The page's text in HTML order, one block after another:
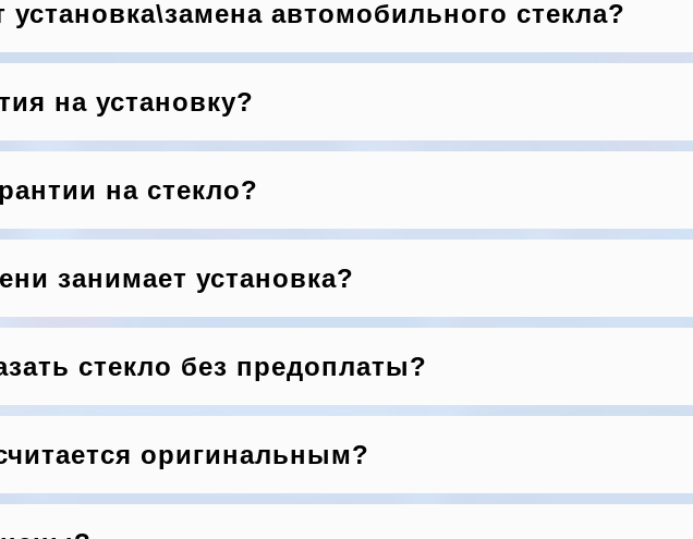
установка\замена автомобильного стекла?
на установку?
на стекло?
занимает установка?
стекло без предоплаты?
оригинальным?